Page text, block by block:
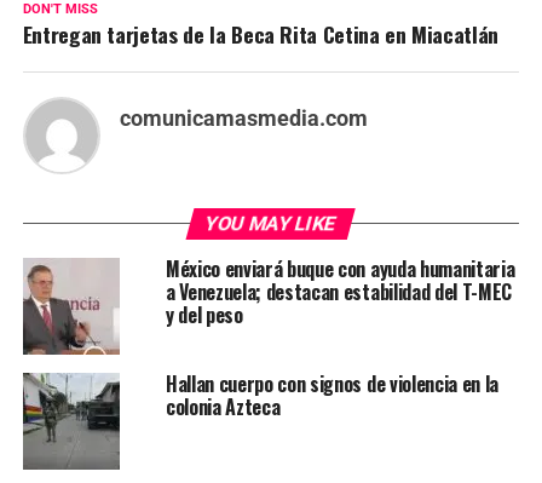
DON'T MISS
Entregan tarjetas de la Beca Rita Cetina en Miacatlán
comunicamasmedia.com
YOU MAY LIKE
México enviará buque con ayuda humanitaria
a Venezuela; destacan estabilidad del T-MEC
y del peso
Hallan cuerpo con signos de violencia en la
colonia Azteca